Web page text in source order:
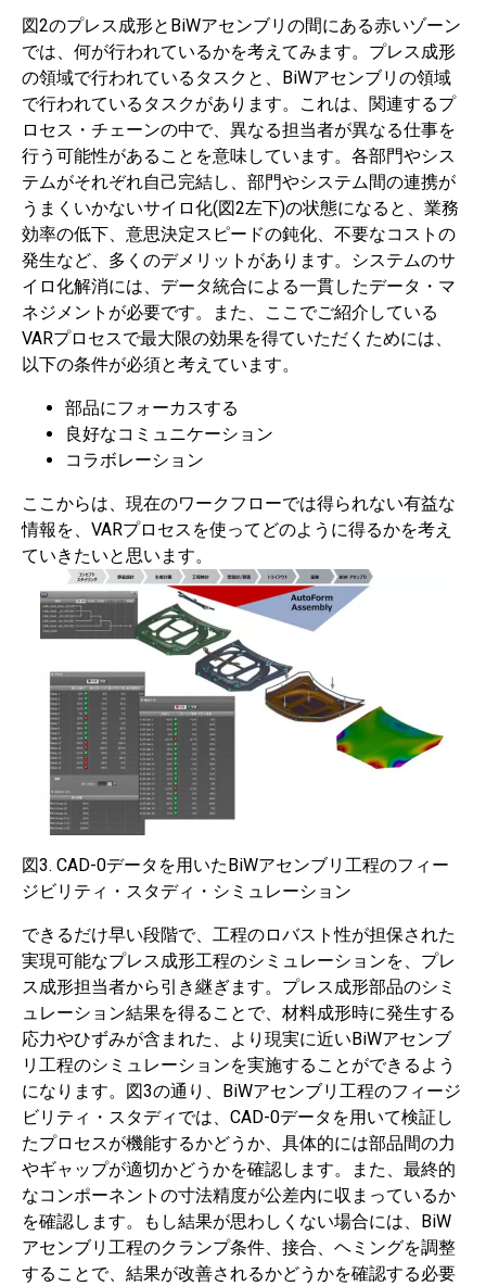
図2のプレス成形とBiWアセンブリの間にある赤いゾーン
では、何が行われているかを考えてみます。プレス成形
の領域で行われているタスクと、BiWアセンブリの領域
で行われているタスクがあります。これは、関連するプ
ロセス・チェーンの中で、異なる担当者が異なる仕事を
行う可能性があることを意味しています。各部門やシス
テムがそれぞれ自己完結し、部門やシステム間の連携が
うまくいかないサイロ化(図2左下)の状態になると、業務
効率の低下、意思決定スピードの鈍化、不要なコストの
発生など、多くのデメリットがあります。システムのサ
イロ化解消には、データ統合による一貫したデータ・マ
ネジメントが必要です。また、ここでご紹介している
VARプロセスで最大限の効果を得ていただくためには、
以下の条件が必須と考えています。
部品にフォーカスする
良好なコミュニケーション
コラボレーション
ここからは、現在のワークフローでは得られない有益な
情報を、VARプロセスを使ってどのように得るかを考え
ていきたいと思います。
図3. CAD-0データを用いたBiWアセンブリ工程のフィー
ジビリティ・スタディ・シミュレーション
できるだけ早い段階で、工程のロバスト性が担保された
実現可能なプレス成形工程のシミュレーションを、プレ
ス成形担当者から引き継ぎます。プレス成形部品のシミ
ュレーション結果を得ることで、材料成形時に発生する
応力やひずみが含まれた、より現実に近いBiWアセンブ
リ工程のシミュレーションを実施することができるよう
になります。図3の通り、BiWアセンブリ工程のフィージ
ビリティ・スタディでは、CAD-0データを用いて検証し
たプロセスが機能するかどうか、具体的には部品間の力
やギャップが適切かどうかを確認します。また、最終的
なコンポーネントの寸法精度が公差内に収まっているか
を確認します。もし結果が思わしくない場合には、BiW
アセンブリ工程のクランプ条件、接合、ヘミングを調整
することで、結果が改善されるかどうかを確認する必要